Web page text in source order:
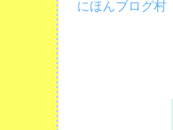
にほんブログ村